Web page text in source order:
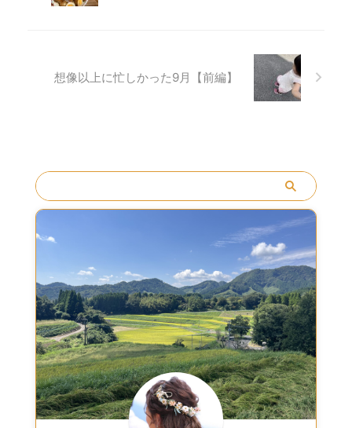
横になると、急激な寒気に襲
レに行くと太ももの内側に赤
い点々がたくさんあり、蕁麻
想像以上に忙しかった9月【前編】